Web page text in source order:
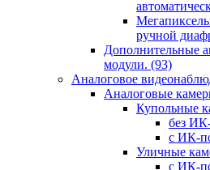
ручной
Дополнительные
модули. (93)
Аналоговое
Аналоговые
Купольные
без
с ИК-
Уличные
с ИК-